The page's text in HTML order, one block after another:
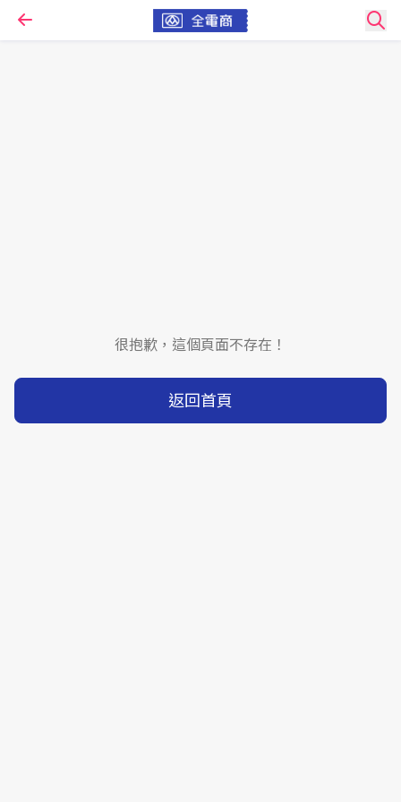
很抱歉，這個頁面不存在！
返回首頁